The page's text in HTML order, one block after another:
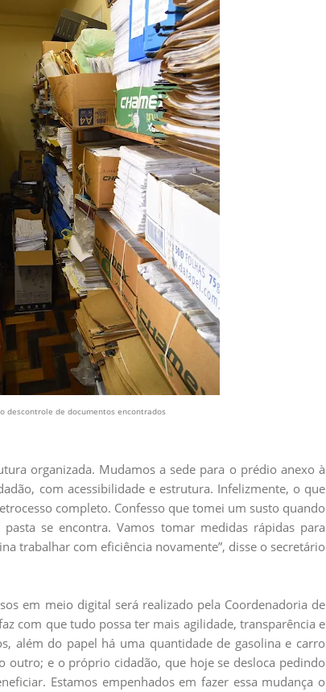
descontrole de documentos encontrados
organizada. Mudamos a sede para o prédio anexo à
com acessibilidade e estrutura. Infelizmente, o que
completo. Confesso que tomei um susto quando
se encontra. Vamos tomar medidas rápidas para
trabalhar com eficiência novamente”, disse o secretário
em meio digital será realizado pela Coordenadoria de
com que tudo possa ter mais agilidade, transparência e
além do papel há uma quantidade de gasolina e carro
outro; e o próprio cidadão, que hoje se desloca pedindo
Estamos empenhados em fazer essa mudança o